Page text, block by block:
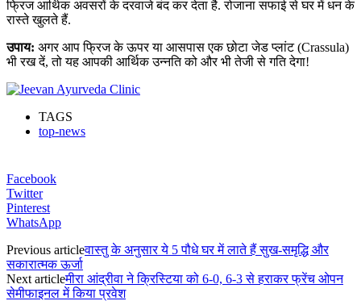
फ्रिज आर्थिक अवसरों के दरवाजे बंद कर देता है. रोजाना सफाई से घर में धन के
रास्ते खुलते हैं.
उपाय: अगर आप फ्रिज के ऊपर या आसपास एक छोटा जेड प्लांट (Crassula)
भी रख दें, तो यह आपकी आर्थिक उन्नति को और भी तेजी से गति देगा!
TAGS
top-news
Facebook
Twitter
Pinterest
WhatsApp
Previous articleवास्तु के अनुसार ये 5 पौधे घर में लाते हैं सुख-समृद्धि और
सकारात्मक ऊर्जा
Next articleमीरा आंद्रीवा ने क्रिस्टिया को 6-0, 6-3 से हराकर फ्रेंच ओपन
सेमीफाइनल में किया प्रवेश